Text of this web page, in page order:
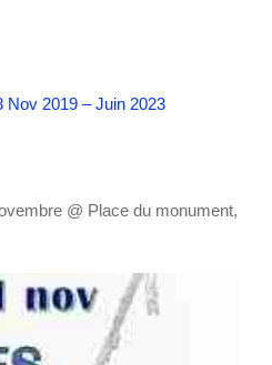
Nov 2019 – Juin 2023
@ Place du monument,